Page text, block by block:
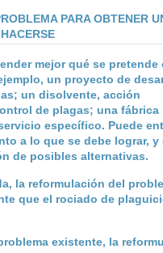
PARA OBTENER
mejor qué se pretende
un proyecto de
un disolvente, acción
de plagas; una fábrica
específico. Puede
a lo que se debe lograr, y
de posibles alternativas.
la reformulación del
que el rociado de
existente, la